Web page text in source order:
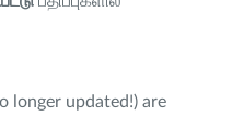
longer updated!) are